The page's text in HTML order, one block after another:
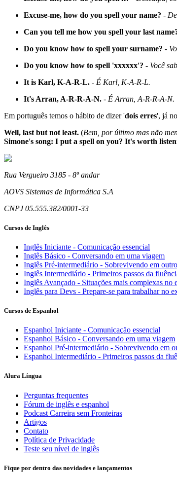
Excuse-me, how do you spell your name? -
Can you tell me how you spell your last
Do you know how to spell your surname? -
Do you know how to spell 'xxxxxx'? - Você
It is Karl, K-A-R-L. - É Karl, K-A-R-L.
It's Arran, A-R-R-A-N. - É Arran, A-R-R-A-N.
Em português temos o hábito de dizer 'dois erres', já
Well, last but not least. (Bem, por último mas não
Simone's song: I put a spell on you? It's worth
Rua Vergueiro 3185 - 8º andar
AOVS Sistemas de Informática S.A
CNPJ 05.555.382/0001-33
Cursos de Inglês
Inglês Iniciante - Comunicação essencial
Inglês Básico - Conversando em uma viagem
Inglês Pré-intermediário - Sobrevivendo em
Inglês Intermediário - Primeiros passos da
Inglês Avançado - Situações mais complexas no
Inglês para Devs - Prepare-se para trabalhar no
Cursos de Espanhol
Espanhol Iniciante - Comunicação essencial
Espanhol Básico - Conversando em uma viagem
Espanhol Pré-intermediário - Sobrevivendo em
Espanhol Intermediário - Primeiros passos da
Alura Língua
Perguntas frequentes
Fórum de inglês e espanhol
Podcast Carreira sem Fronteiras
Artigos
Contato
Política de Privacidade
Teste seu nível de inglês
Fique por dentro das novidades e lançamentos